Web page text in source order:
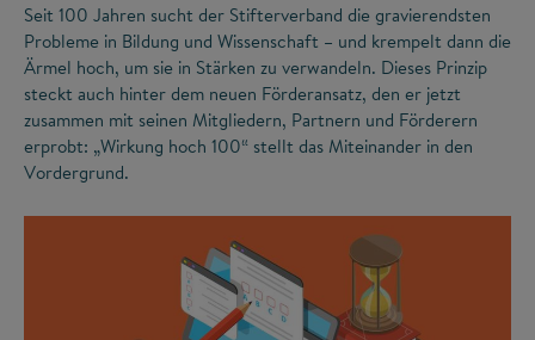
Seit 100 Jahren sucht der Stifterverband die gravierendsten
Probleme in Bildung und Wissenschaft – und krempelt dann die
Ärmel hoch, um sie in Stärken zu verwandeln. Dieses Prinzip
steckt auch hinter dem neuen Förderansatz, den er jetzt
zusammen mit seinen Mitgliedern, Partnern und Förderern
erprobt: „Wirkung hoch 100“ stellt das Miteinander in den
Vordergrund.